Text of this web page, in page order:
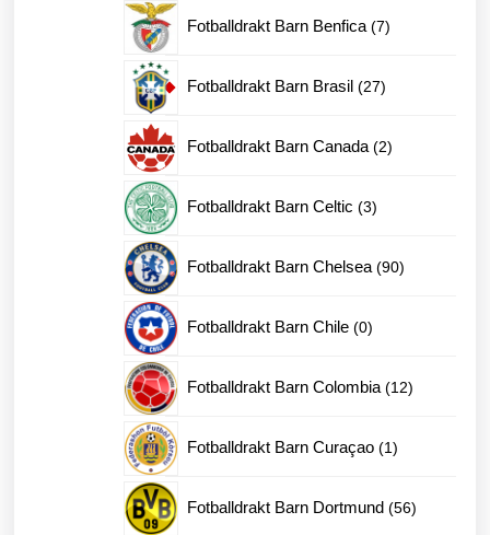
Fotballdrakt Barn Benfica 77
Fotballdrakt Barn Brasil 2727
Fotballdrakt Barn Canada 22
Fotballdrakt Barn Celtic 33
Fotballdrakt Barn Chelsea 9090
Fotballdrakt Barn Chile 00
Fotballdrakt Barn Colombia 1212
Fotballdrakt Barn Curaçao 11
Fotballdrakt Barn Dortmund 5656